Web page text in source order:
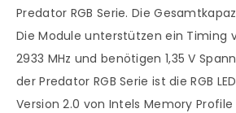
Predator RGB Serie. Die
Die Module unterstützen ein Timing
2933 MHz und benötigen 1,35 V
der Predator RGB Serie ist die RGB
Version 2.0 von Intels Memory Profile